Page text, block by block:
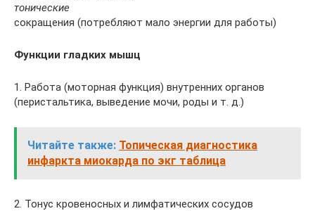
тонические
сокращения (потребляют мало энергии для работы)
Функции гладких мышц
1. Работа (моторная функция) внутренних органов
(перистальтика, выведение мочи, роды и т. д.)
Читайте также: Топическая диагностика
инфаркта миокарда по экг таблица
2. Тонус кровеносных и лимфатических сосудов